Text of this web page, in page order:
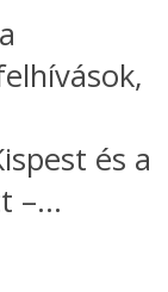
és a
–...